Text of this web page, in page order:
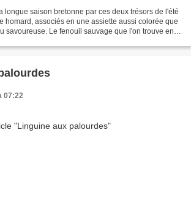
longue saison bretonne par ces deux trésors de l'été
homard, associés en une assiette aussi colorée que
savoureuse. Le fenouil sauvage que l'on trouve en
07:22